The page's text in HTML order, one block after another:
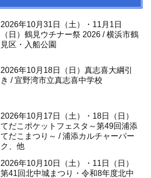
2026年10月31日（土）・11月1日
（日）鶴見ウチナー祭 2026 / 横浜市鶴
見区・入船公園
2026年10月18日（日）真志喜大綱引
き / 宜野湾市立真志喜中学校
2026年10月17日（土）・18日（日）
てだこポケットフェスタ～第49回浦添
てだこまつり～ / 浦添カルチャーパー
ク、他
2026年10月10日（土）・11日（日）
第41回北中城まつり・令和8年度北中